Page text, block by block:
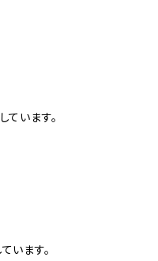
います。
います。